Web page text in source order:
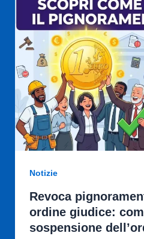
Notizie
Revoca
ordine giudice:
sospensione